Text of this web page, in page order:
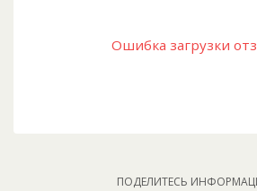
Ошибка загрузки
ПОДЕЛИТЕСЬ